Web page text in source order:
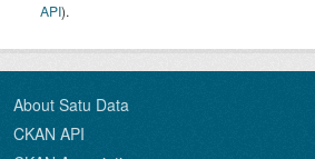
API).
About Satu Data
CKAN API